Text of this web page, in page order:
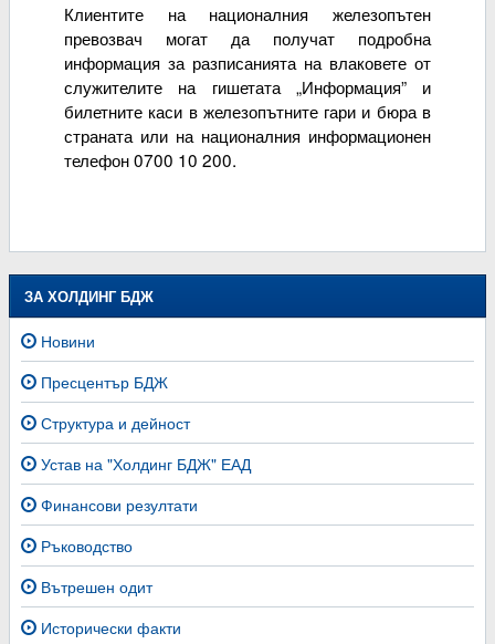
Клиентите на националния железопътен
превозвач могат да получат подробна
информация за разписанията на влаковете от
служителите на гишетата „Информация” и
билетните каси в железопътните гари и бюра в
страната или на националния информационен
телефон 0700 10 200.
ЗА ХОЛДИНГ БДЖ
Новини
Пресцентър БДЖ
Структура и дейност
Устав на "Холдинг БДЖ" ЕАД
Финансови резултати
Ръководство
Вътрешен одит
Исторически факти